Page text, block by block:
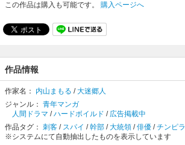
この作品は購入も可能です。 購入ページへ
作品情報
作家名： 内山まもる /大迷郷人
ジャンル： 青年マンガ
人間ドラマ /ハードボイルド / 広告掲載中
作品タグ： 刺客 / スパイ /幹部 /大統領 /俳優 /チンピラ
※システムにて自動抽出したものを表示しています